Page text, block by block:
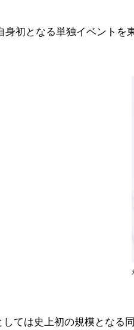
身初となる単独イベントを
ては史上初の規模となる